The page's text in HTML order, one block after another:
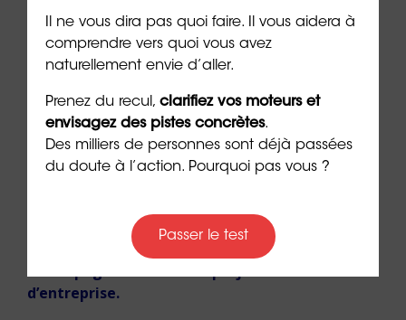
➡️ Vous souhaitez être accompagné(e) pour
clarifier votre projet et construire une
évolution professionnelle solide ?
notre bilan de compétences.
➡️ Vous voulez faire reconnaître officiellement
votre expérience et obtenir un diplôme ou une
certification ?Explorez les possibilités offertes
➡️ Vous envisagez de changer de voie en créant
votre propre activité ?
Faites-vous
d’entreprise.
Il ne vous dira pas quoi faire. Il vous aidera à
comprendre vers quoi vous avez
naturellement envie d’aller.
Prenez du recul, clarifiez vos moteurs et
envisagez des pistes concrètes.
Des milliers de personnes sont déjà passées
du doute à l’action. Pourquoi pas vous ?
Passer le test